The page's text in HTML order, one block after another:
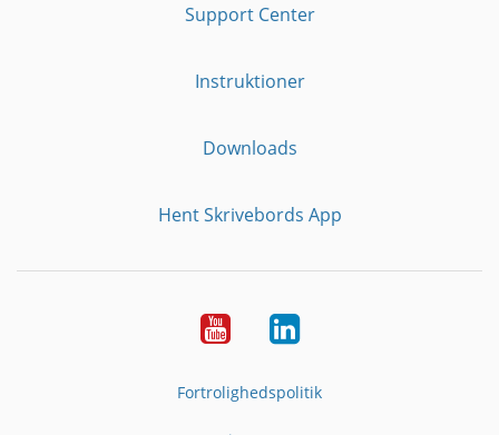
Support Center
Instruktioner
Downloads
Hent Skrivebords App
YouTubeLinkedIn
Fortrolighedspolitik